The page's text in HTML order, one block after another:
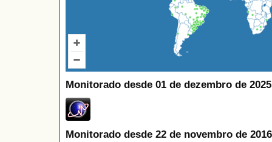
Monitorado desde 01 de dezembro de
Monitorado desde 22 de novembro de